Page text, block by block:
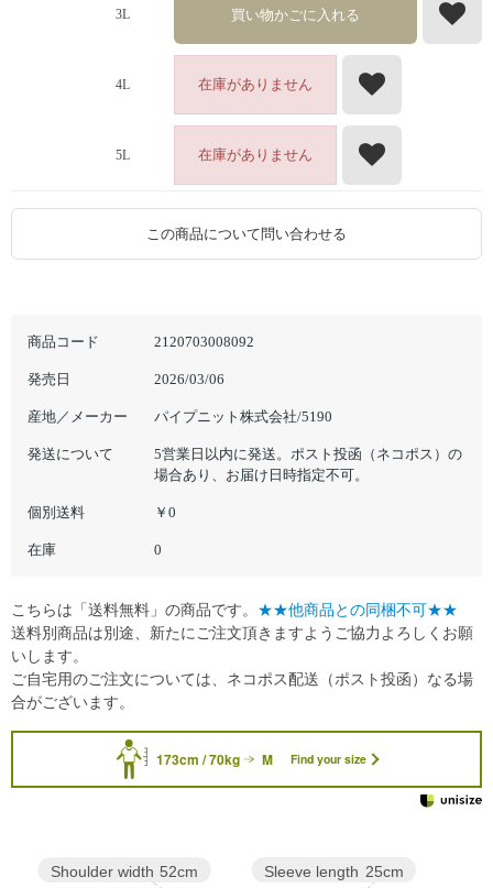
商品コード 2120703008092
発売日 2026/03/06
産地／メーカー パイプニット株式会社/5190
発送について
5営業日以内に発送。ポスト投函（ネコポス）の
場合あり、お届け日時指定不可。
個別送料 ￥0
在庫 0
3L 買い物かごに入れる
4L 在庫がありません
5L 在庫がありません
この商品について問い合わせる
173cm / 70kg M Find your size
Sleeve length 25cm
Shoulder width 52cm
こちらは「送料無料」の商品です。 ★★他商品との同梱不可★★
送料別商品は別途、新たにご注文頂きますようご協力よろしくお願
いします。
ご自宅用のご注文については、ネコポス配送（ポスト投函）なる場
合がございます。